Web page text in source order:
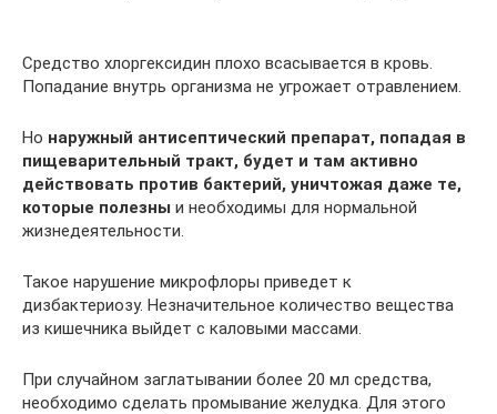
Средство хлоргексидин плохо всасывается в кровь.
Попадание внутрь организма не угрожает отравлением.
Но наружный антисептический препарат, попадая в
пищеварительный тракт, будет и там активно
действовать против бактерий, уничтожая даже те,
которые полезны и необходимы для нормальной
жизнедеятельности.
Такое нарушение микрофлоры приведет к
дизбактериозу. Незначительное количество вещества
из кишечника выйдет с каловыми массами.
При случайном заглатывании более 20 мл средства,
необходимо сделать промывание желудка. Для этого